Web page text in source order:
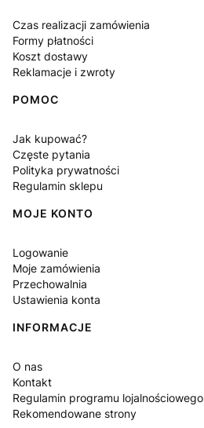
Czas realizacji zamówienia
Formy płatności
Koszt dostawy
Reklamacje i zwroty
POMOC
Jak kupować?
Częste pytania
Polityka prywatności
Regulamin sklepu
MOJE KONTO
Logowanie
Moje zamówienia
Przechowalnia
Ustawienia konta
INFORMACJE
O nas
Kontakt
Regulamin programu lojalnościowego
Rekomendowane strony